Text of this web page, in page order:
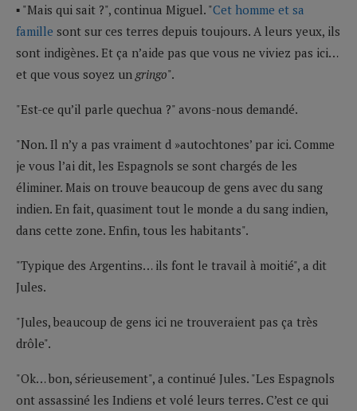
▪ "Mais qui sait ?", continua Miguel. "Cet homme et sa
famille sont sur ces terres depuis toujours. A leurs yeux, ils
sont indigènes. Et ça n’aide pas que vous ne viviez pas ici…
et que vous soyez un gringo".
"Est-ce qu’il parle quechua ?" avons-nous demandé.
"Non. Il n’y a pas vraiment d »autochtones’ par ici. Comme
je vous l’ai dit, les Espagnols se sont chargés de les
éliminer. Mais on trouve beaucoup de gens avec du sang
indien. En fait, quasiment tout le monde a du sang indien,
dans cette zone. Enfin, tous les habitants".
"Typique des Argentins… ils font le travail à moitié", a dit
Jules.
"Jules, beaucoup de gens ici ne trouveraient pas ça très
drôle".
"Ok… bon, sérieusement", a continué Jules. "Les Espagnols
ont assassiné les Indiens et volé leurs terres. C’est ce qui